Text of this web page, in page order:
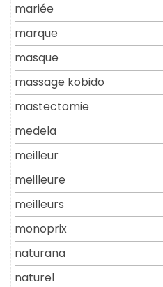
mariée
marque
masque
massage kobido
mastectomie
medela
meilleur
meilleure
meilleurs
monoprix
naturana
naturel